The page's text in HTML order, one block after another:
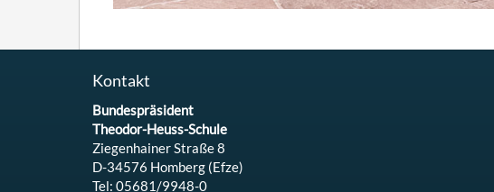
Kontakt
Bundespräsident
Theodor-Heuss-Schule
Ziegenhainer Straße 8
D-34576 Homberg (Efze)
Tel: 05681/9948-0